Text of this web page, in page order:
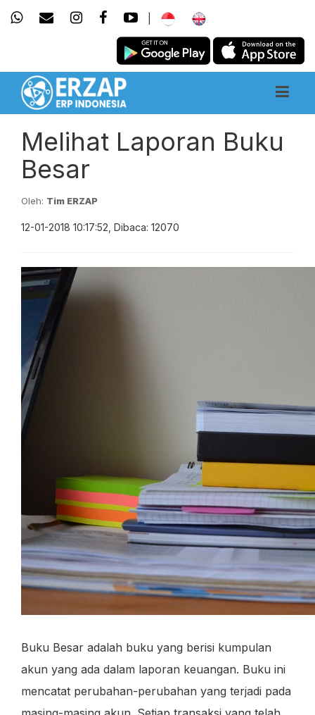
Melihat Laporan Buku
Besar
Oleh: Tim ERZAP
12-01-2018 10:17:52, Dibaca: 12070
Buku Besar adalah buku yang berisi kumpulan
akun yang ada dalam laporan keuangan. Buku ini
mencatat perubahan-perubahan yang terjadi pada